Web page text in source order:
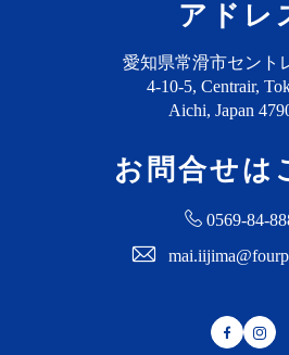
アドレ
愛知県常滑市セント
4-10-5, Centrair,
Aichi, Japan
お問合せは
0569-84-
Facebook